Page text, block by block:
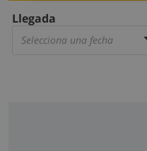
Llegada
Selecciona una fecha